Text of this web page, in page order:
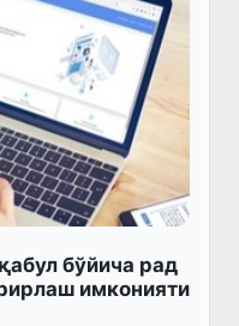
бўйича рад
имконияти